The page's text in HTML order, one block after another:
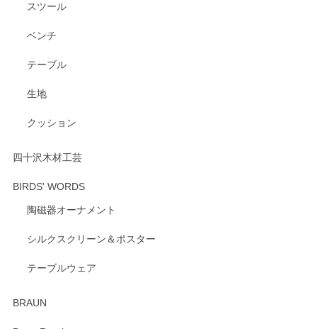
スツール
ベンチ
テーブル
生地
クッション
四十沢木材工芸
BIRDS' WORDS
陶磁器オーナメント
シルクスクリーン＆ポスター
テーブルウェア
BRAUN